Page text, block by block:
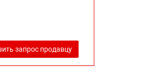
запрос продавцу